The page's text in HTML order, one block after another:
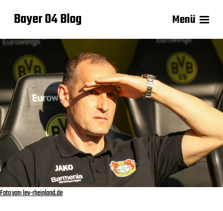
Bayer 04 Blog Menü
Foto von: lev-rheinland.de